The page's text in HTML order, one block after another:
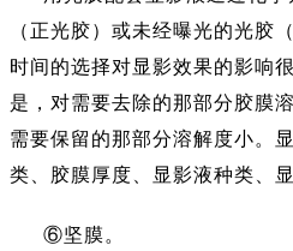
（正光胶）或未经曝光的光胶
时间的选择对显影效果的影响
是，对需要去除的那部分胶膜
需要保留的那部分溶解度小。
类、胶膜厚度、显影液种类、
⑥坚膜。